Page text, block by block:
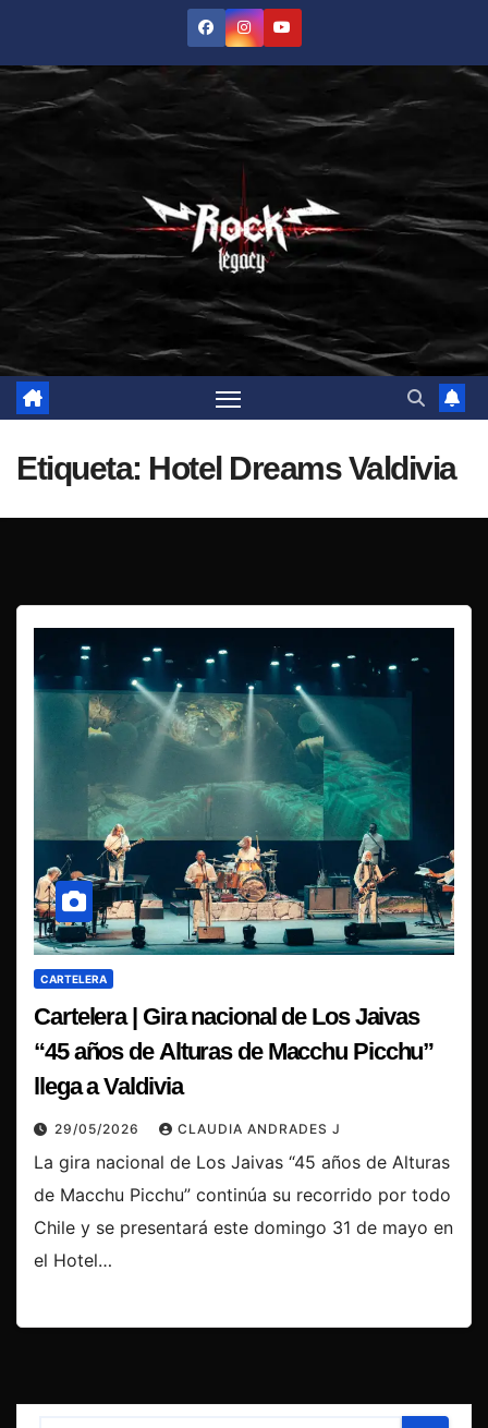
contenido
Etiqueta: Hotel Dreams Valdivia
CARTELERA
Cartelera | Gira nacional de Los Jaivas
“45 años de Alturas de Macchu Picchu”
llega a Valdivia
29/05/2026 CLAUDIA ANDRADES J
La gira nacional de Los Jaivas “45 años de Alturas
de Macchu Picchu” continúa su recorrido por todo
Chile y se presentará este domingo 31 de mayo en
el Hotel…